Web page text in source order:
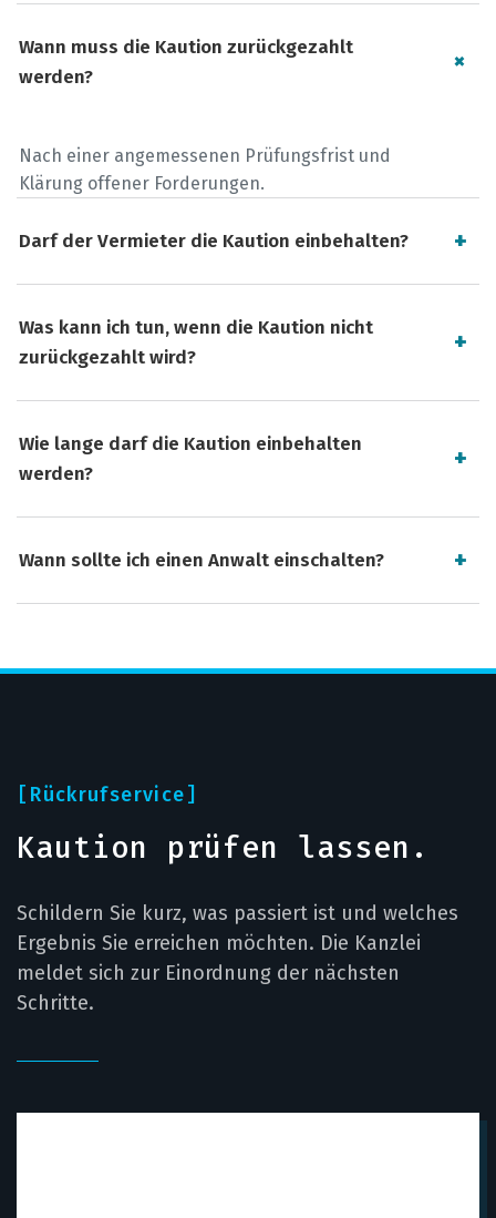
Wann muss die Kaution zurückgezahlt
werden?
Nach einer angemessenen Prüfungsfrist und
Klärung offener Forderungen.
Darf der Vermieter die Kaution einbehalten?
Was kann ich tun, wenn die Kaution nicht
zurückgezahlt wird?
Wie lange darf die Kaution einbehalten
werden?
Wann sollte ich einen Anwalt einschalten?
Rückrufservice
Kaution prüfen lassen.
Schildern Sie kurz, was passiert ist und welches
Ergebnis Sie erreichen möchten. Die Kanzlei
meldet sich zur Einordnung der nächsten
Schritte.